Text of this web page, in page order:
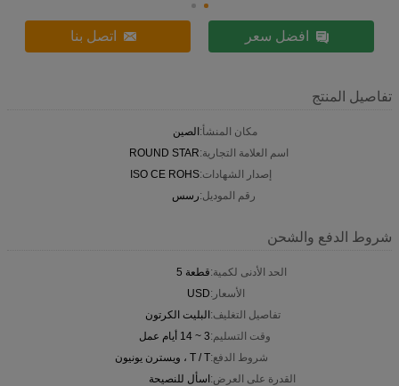
افضل سعر اتصل بنا
تفاصيل المنتج
مكان المنشأ:الصين
اسم العلامة التجارية:ROUND STAR
إصدار الشهادات:ISO CE ROHS
رقم الموديل:رسس
شروط الدفع والشحن
الحد الأدنى لكمية:قطعة 5
الأسعار:USD
تفاصيل التغليف:البليت الكرتون
وقت التسليم:3 ~ 14 أيام عمل
شروط الدفع:T / T ، ويسترن يونيون
القدرة على العرض:اسأل للنصيحة